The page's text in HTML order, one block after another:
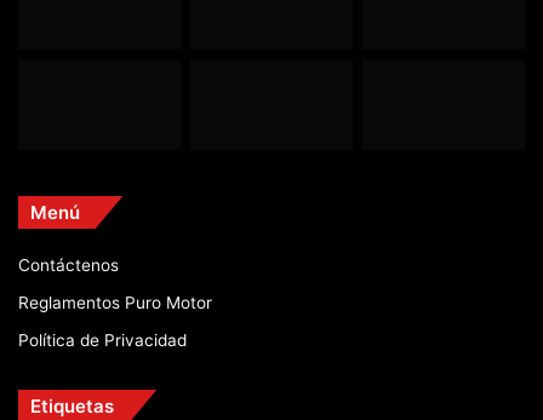
Menú
Contáctenos
Reglamentos Puro Motor
Política de Privacidad
Etiquetas